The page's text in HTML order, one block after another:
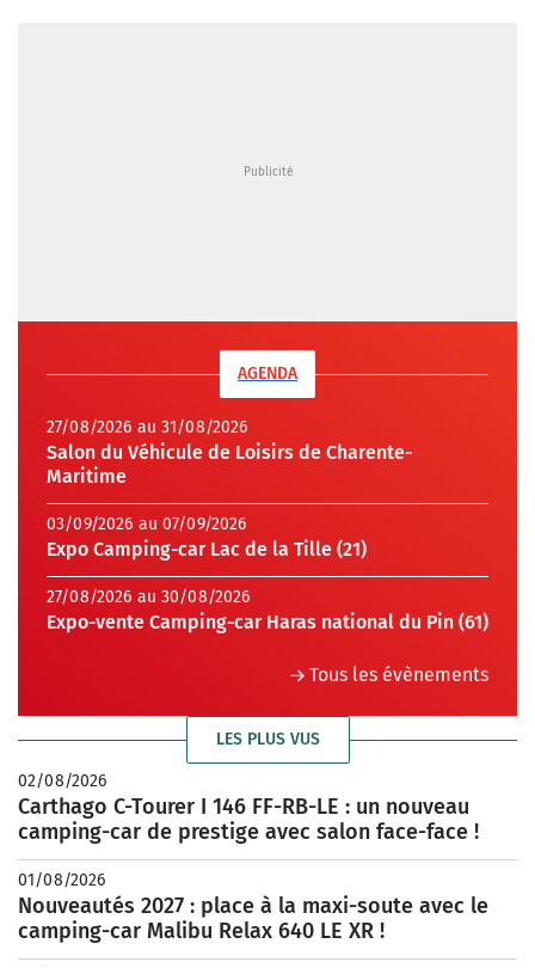
AGENDA
27/08/2026 au 31/08/2026
Salon du Véhicule de Loisirs de Charente-
Maritime
03/09/2026 au 07/09/2026
Expo Camping-car Lac de la Tille (21)
27/08/2026 au 30/08/2026
Expo-vente Camping-car Haras national du Pin (61)
Tous les évènements
LES PLUS VUS
02/08/2026
Carthago C-Tourer I 146 FF-RB-LE : un nouveau
camping-car de prestige avec salon face-face !
01/08/2026
Nouveautés 2027 : place à la maxi-soute avec le
camping-car Malibu Relax 640 LE XR !